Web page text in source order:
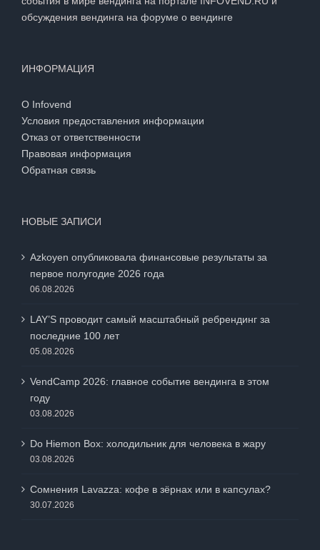
обсуждения вендинга на форуме о вендинге
ИНФОРМАЦИЯ
О Infovend
Условия предоставления информации
Отказ от ответственности
Правовая информация
Обратная связь
НОВЫЕ ЗАПИСИ
Azkoyen опубликовала финансовые результаты за
первое полугодие 2026 года
06.08.2026
LAY’S проводит самый масштабный ребрендинг за
последние 100 лет
05.08.2026
VendCamp 2026: главное событие вендинга в этом
году
03.08.2026
Do Hiemon Box: холодильник для человека в жару
03.08.2026
Сомнения Lavazza: кофе в зёрнах или в капсулах?
30.07.2026